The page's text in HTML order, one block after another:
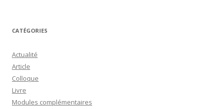
CATÉGORIES
Actualité
Article
Colloque
Livre
Modules complémentaires